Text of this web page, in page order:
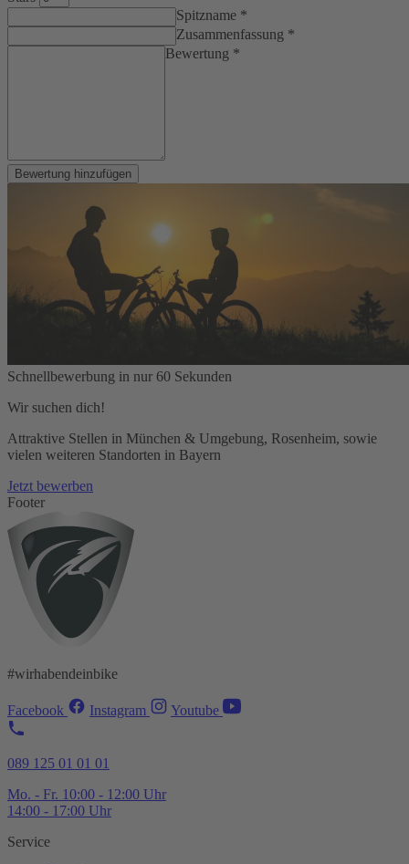
Spitzname *
Zusammenfassung *
Bewertung *
Bewertung hinzufügen
Schnellbewerbung in nur 60 Sekunden
Wir suchen dich!
Attraktive Stellen in München & Umgebung, Rosenheim, sowie
vielen weiteren Standorten in Bayern
Jetzt bewerben
Footer
#wirhabendeinbike
Facebook Instagram Youtube
089 125 01 01 01
Mo. - Fr. 10:00 - 12:00 Uhr
14:00 - 17:00 Uhr
Service